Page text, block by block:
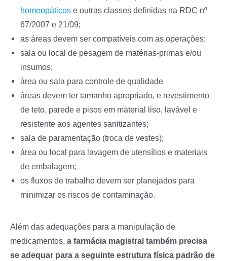
homeopáticos e outras classes definidas na RDC nº
67/2007 e 21/09;
as áreas devem ser compatíveis com as operações;
sala ou local de pesagem de matérias-primas e/ou
insumos;
área ou sala para controle de qualidade
áreas devem ter tamanho apropriado, e revestimento
de teto, parede e pisos em material liso, lavável e
resistente aos agentes sanitizantes;
sala de paramentação (troca de vestes);
área ou local para lavagem de utensílios e materiais
de embalagem;
os fluxos de trabalho devem ser planejados para
minimizar os riscos de contaminação.
Além das adequações para a manipulação de
medicamentos, a farmácia magistral também precisa
se adequar para a seguinte estrutura física padrão de